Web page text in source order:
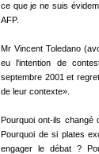
ce que je ne suis
AFP.
Mr Vincent Toledano
eu l'intention de
septembre 2001 et
de leur contexte».
Pourquoi ont-ils changé
Pourquoi de si plates
engager le débat ?